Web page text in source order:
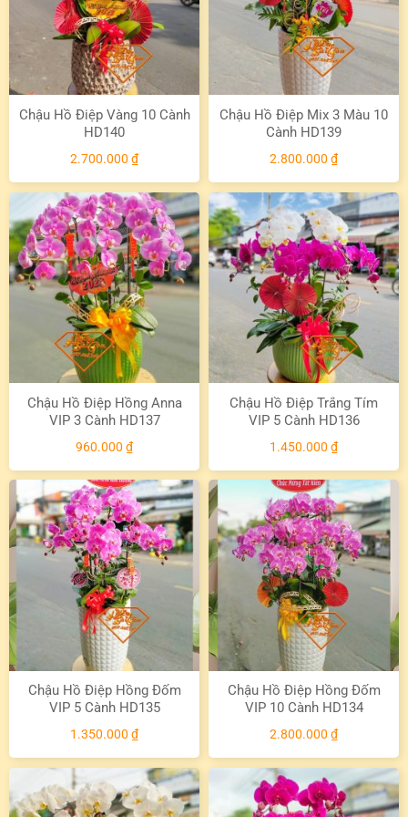
Chậu Hồ Điệp Vàng 10 Cành
HD140
2.700.000 ₫
Chậu Hồ Điệp Mix 3 Màu 10
Cành HD139
2.800.000 ₫
Chậu Hồ Điệp Hồng Anna
VIP 3 Cành HD137
960.000 ₫
Chậu Hồ Điệp Trắng Tím
VIP 5 Cành HD136
1.450.000 ₫
Chậu Hồ Điệp Hồng Đốm
VIP 5 Cành HD135
1.350.000 ₫
Chậu Hồ Điệp Hồng Đốm
VIP 10 Cành HD134
2.800.000 ₫